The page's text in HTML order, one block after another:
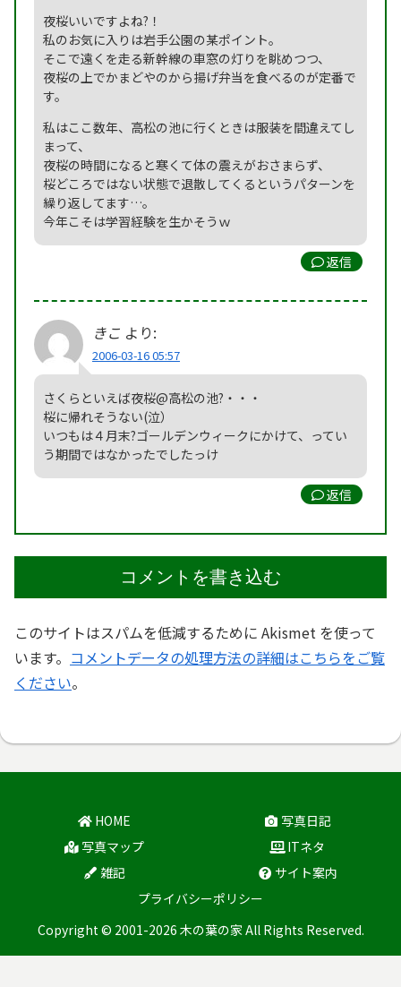
夜桜いいですよね?！
私のお気に入りは岩手公園の某ポイント。
そこで遠くを走る新幹線の車窓の灯りを眺めつつ、
夜桜の上でかまどやのから揚げ弁当を食べるのが定番で
す。
私はここ数年、高松の池に行くときは服装を間違えてし
まって、
夜桜の時間になると寒くて体の震えがおさまらず、
桜どころではない状態で退散してくるというパターンを
繰り返してます…。
今年こそは学習経験を生かそうｗ
返信
きこ より:
2006-03-16 05:57
さくらといえば夜桜@高松の池?・・・
桜に帰れそうない(泣）
いつもは４月末?ゴールデンウィークにかけて、ってい
う期間ではなかったでしたっけ
返信
コメントを書き込む
このサイトはスパムを低減するために Akismet を使って
います。 コメントデータの処理方法の詳細はこちらをご覧
ください。
HOME
写真日記
写真マップ
ITネタ
雑記
サイト案内
プライバシーポリシー
Copyright © 2001-2026 木の葉の家 All Rights Reserved.